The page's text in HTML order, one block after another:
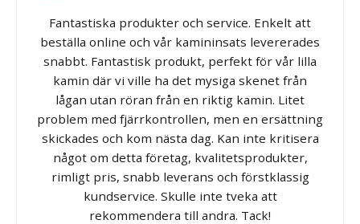
Fantastiska produkter och service. Enkelt att
beställa online och vår kamininsats levererades
snabbt. Fantastisk produkt, perfekt för vår lilla
kamin där vi ville ha det mysiga skenet från
lågan utan röran från en riktig kamin. Litet
problem med fjärrkontrollen, men en ersättning
skickades och kom nästa dag. Kan inte kritisera
något om detta företag, kvalitetsprodukter,
rimligt pris, snabb leverans och förstklassig
kundservice. Skulle inte tveka att
rekommendera till andra. Tack!